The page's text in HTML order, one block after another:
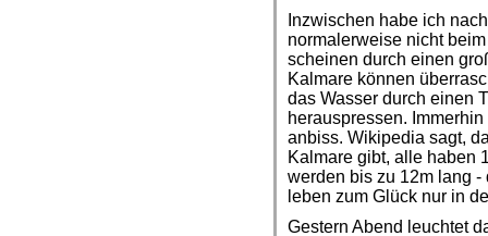
Inzwischen habe ich
normalerweise nicht
scheinen durch einen
Kalmare können
das Wasser durch einen
herauspressen.
anbiss. Wikipedia sagt,
Kalmare gibt, alle haben
werden bis zu 12m lang
leben zum Glück nur in
Gestern Abend leuchtet